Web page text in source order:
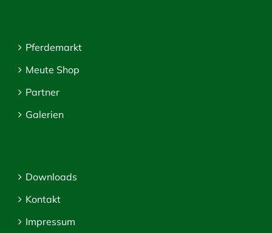
Pferdemarkt
Meute Shop
Partner
Galerien
Downloads
Kontakt
Impressum